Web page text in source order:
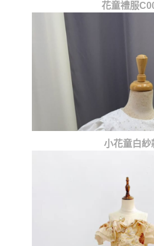
花童禮服
小花童白紗